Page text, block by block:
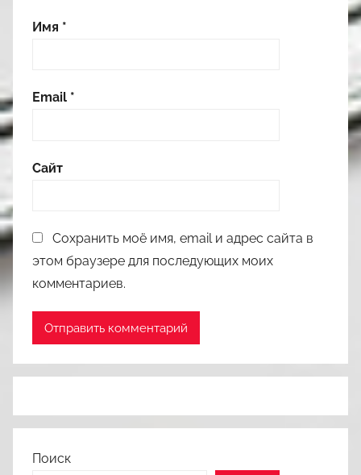
Имя *
Email *
Сайт
Сохранить моё имя, email и адрес сайта в
этом браузере для последующих моих
комментариев.
Поиск